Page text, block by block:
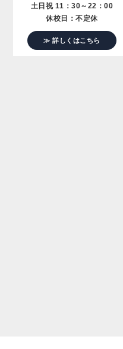
土日祝 11：30～22：00
休校日：不定休
≫ 詳しくはこちら